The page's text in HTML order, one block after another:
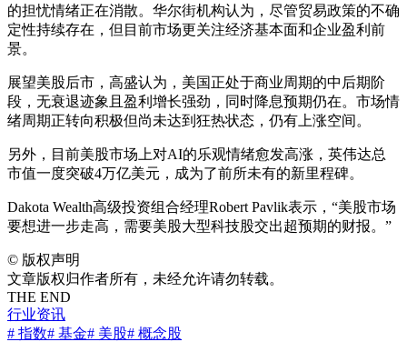
的担忧情绪正在消散。华尔街机构认为，尽管贸易政策的不确
定性持续存在，但目前市场更关注经济基本面和企业盈利前
景。
展望美股后市，高盛认为，美国正处于商业周期的中后期阶
段，无衰退迹象且盈利增长强劲，同时降息预期仍在。市场情
绪周期正转向积极但尚未达到狂热状态，仍有上涨空间。
另外，目前美股市场上对AI的乐观情绪愈发高涨，英伟达总
市值一度突破4万亿美元，成为了前所未有的新里程碑。
Dakota Wealth高级投资组合经理Robert Pavlik表示，“美股市场
要想进一步走高，需要美股大型科技股交出超预期的财报。”
© 版权声明
文章版权归作者所有，未经允许请勿转载。
THE END
行业资讯
# 指数# 基金# 美股# 概念股